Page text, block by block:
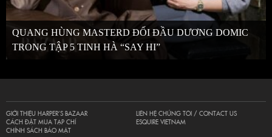
QUANG HÙNG MASTERD ĐỐI ĐẦU DƯƠNG DOMIC
TRONG TẬP 5 TINH HÀ “SAY HI”
GIỚI THIỆU HARPER’S BAZAAR
CÁCH ĐẶT MUA TẠP CHÍ
CHÍNH SÁCH BẢO MẬT
LIÊN HỆ CHÚNG TÔI / CONTACT US
ESQUIRE VIETNAM